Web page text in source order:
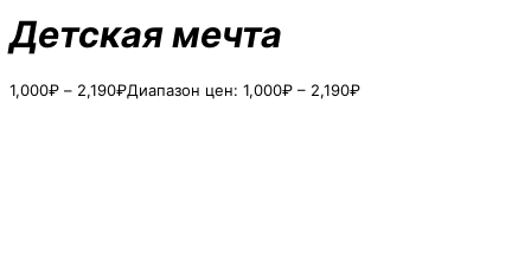
Детская мечта
1,000₽ – 2,190₽Диапазон цен: 1,000₽ – 2,190₽